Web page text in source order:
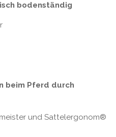
bodenständig
beim Pferd durch
und Sattelergonom®